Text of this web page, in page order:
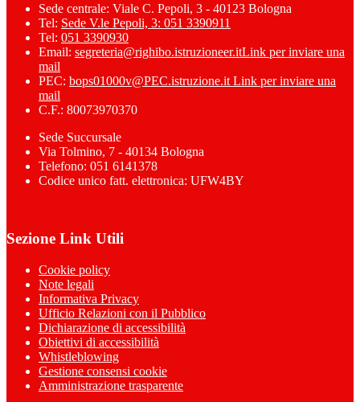
Sede centrale: Viale C. Pepoli, 3 - 40123 Bologna
Tel: Sede V.le Pepoli, 3: 051 3390911
Tel: 051 3390930
Email: segreteria@righibo.istruzioneer.itLink per inviare una
mail
PEC: bops01000v@PEC.istruzione.it Link per inviare una
mail
C.F.: 80073970370
Sede Succursale
Via Tolmino, 7 - 40134 Bologna
Telefono: 051 6141378
Codice unico fatt. elettronica: UFW4BY
Sezione Link Utili
Cookie policy
Note legali
Informativa Privacy
Ufficio Relazioni con il Pubblico
Dichiarazione di accessibilità
Obiettivi di accessibilità
Whistleblowing
Gestione consensi cookie
Amministrazione trasparente